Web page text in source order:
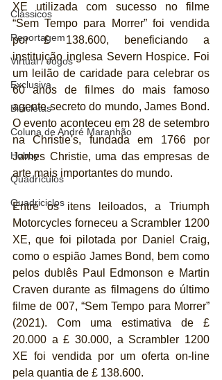
Clássicos
Reportagem
Virtual / Jogos
Exclusiva
Bicicletas
Coluna de André Maranhão
Hobby
Quadrículos
Quadriciclos
XE utilizada com sucesso no filme
“Sem Tempo para Morrer” foi vendida
por £ 138.600, beneficiando a
instituição inglesa Severn Hospice. Foi
um leilão de caridade para celebrar os
60 anos de filmes do mais famoso
agente secreto do mundo, James Bond.
O evento aconteceu em 28 de setembro
na Christie's, fundada em 1766 por
James Christie, uma das empresas de
arte mais importantes do mundo.
Entre os itens leiloados, a Triumph
Motorcycles forneceu a Scrambler 1200
XE, que foi pilotada por Daniel Craig,
como o espião James Bond, bem como
pelos dublês Paul Edmonson e Martin
Craven durante as filmagens do último
filme de 007, “Sem Tempo para Morrer”
(2021). Com uma estimativa de £
20.000 a £ 30.000, a Scrambler 1200
XE foi vendida por um oferta on-line
pela quantia de £ 138.600.